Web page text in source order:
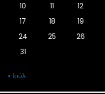
10
11 12
17
18 19
24
25 26
31
« Ιούλ